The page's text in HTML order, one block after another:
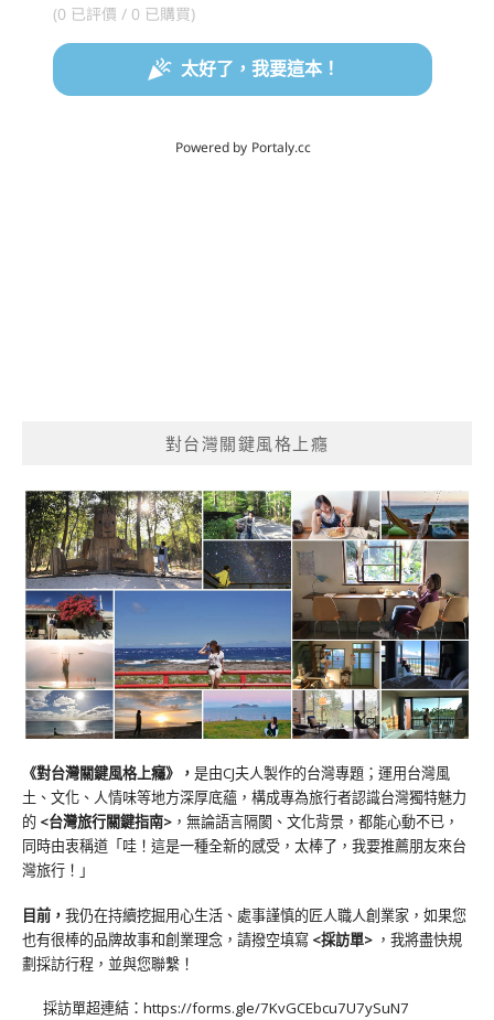
對台灣關鍵風格上癮
《對台灣關鍵風格上癮》 ， 是由CJ夫人製作的台灣專題；運用台灣風
土、文化、人情味等地方深厚底蘊，構成專為旅行者認識台灣獨特魅力
的 <台灣旅行關鍵指南> ，無論語言隔閡、文化背景，都能心動不已，
同時由衷稱道「哇！這是一種全新的感受，太棒了，我要推薦朋友來台
灣旅行！」
目前， 我仍在持續挖掘用心生活、處事謹慎的匠人職人創業家，如果您
也有很棒的品牌故事和創業理念，請撥空填寫 <採訪單> ，我將盡快規
劃採訪行程，並與您聯繫！
採訪單超連結： https://forms.gle/7KvGCEbcu7U7ySuN7